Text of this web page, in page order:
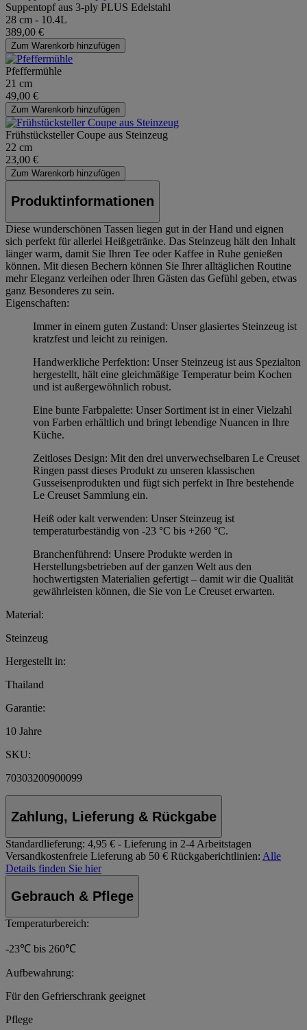
Suppentopf aus 3-ply PLUS Edelstahl
28 cm - 10.4L
389,00 €
Zum Warenkorb hinzufügen
Pfeffermühle
21 cm
49,00 €
Zum Warenkorb hinzufügen
Frühstücksteller Coupe aus Steinzeug
22 cm
23,00 €
Zum Warenkorb hinzufügen
Produktinformationen
Diese wunderschönen Tassen liegen gut in der Hand und eignen
sich perfekt für allerlei Heißgetränke. Das Steinzeug hält den Inhalt
länger warm, damit Sie Ihren Tee oder Kaffee in Ruhe genießen
können. Mit diesen Bechern können Sie Ihrer alltäglichen Routine
mehr Eleganz verleihen oder Ihren Gästen das Gefühl geben, etwas
ganz Besonderes zu sein.
Eigenschaften:
Immer in einem guten Zustand: Unser glasiertes Steinzeug ist
kratzfest und leicht zu reinigen.
Handwerkliche Perfektion: Unser Steinzeug ist aus Spezialton
hergestellt, hält eine gleichmäßige Temperatur beim Kochen
und ist außergewöhnlich robust.
Eine bunte Farbpalette: Unser Sortiment ist in einer Vielzahl
von Farben erhältlich und bringt lebendige Nuancen in Ihre
Küche.
Zeitloses Design: Mit den drei unverwechselbaren Le Creuset
Ringen passt dieses Produkt zu unseren klassischen
Gusseisenprodukten und fügt sich perfekt in Ihre bestehende
Le Creuset Sammlung ein.
Heiß oder kalt verwenden: Unser Steinzeug ist
temperaturbeständig von -23 °C bis +260 °C.
Branchenführend: Unsere Produkte werden in
Herstellungsbetrieben auf der ganzen Welt aus den
hochwertigsten Materialien gefertigt – damit wir die Qualität
gewährleisten können, die Sie von Le Creuset erwarten.
Material:
Steinzeug
Hergestellt in:
Thailand
Garantie:
10 Jahre
SKU:
70303200900099
Zahlung, Lieferung & Rückgabe
Standardlieferung: 4,95 € - Lieferung in 2-4 Arbeitstagen
Versandkostenfreie Lieferung ab 50 € Rückgaberichtlinien: Alle
Details finden Sie hier
Gebrauch & Pflege
Temperaturbereich:
-23℃ bis 260℃
Aufbewahrung:
Für den Gefrierschrank geeignet
Pflege